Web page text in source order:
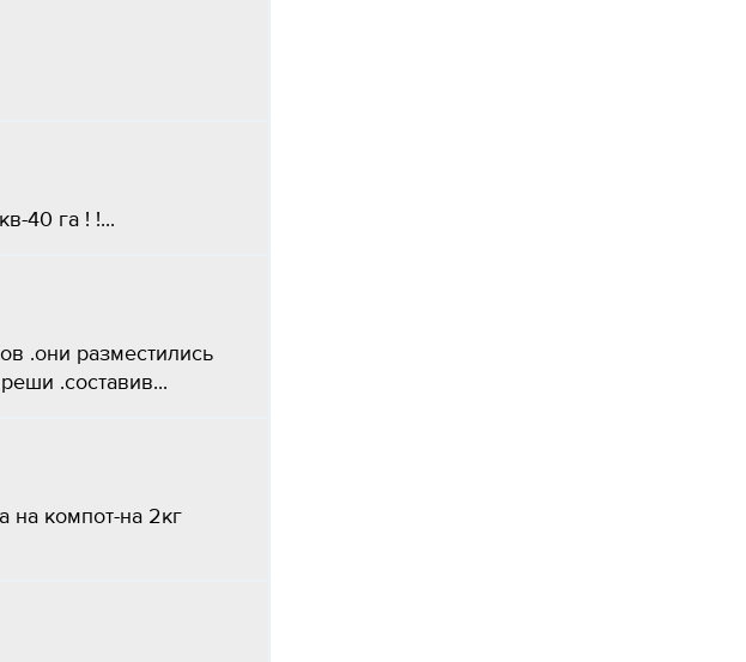
40 га ! !...
.они разместились
.составив...
на компот-на 2кг